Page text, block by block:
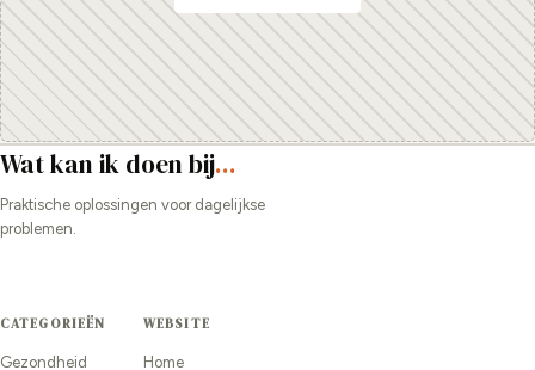
Wat kan ik doen bij...
Praktische oplossingen voor dagelijkse
problemen.
CATEGORIEËN
Gezondheid
WEBSITE
Home